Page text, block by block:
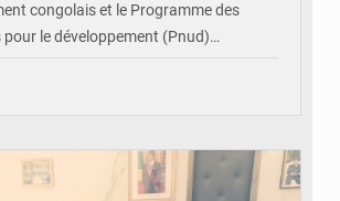
congolais et le Programme des
pour le développement (Pnud)…